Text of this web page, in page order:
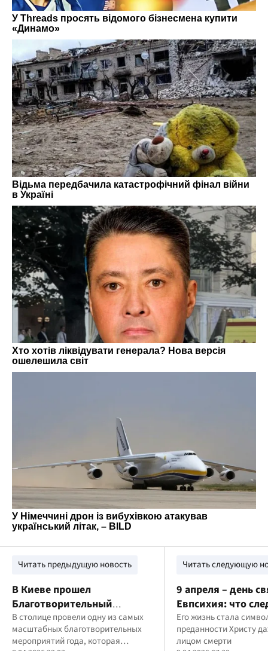
Читать предыдущую новость
В Киеве прошел
Благотворительный
Венский бал 2026 – в
поддержку
благотворительных
В столице провели одну из самых
масштабных благотворительных
мероприятий года, которая
Читать следующую
9 апреля – день
Евпсихия: что
знать верующим
Его жизнь стала
преданности Христу
лицом смерти